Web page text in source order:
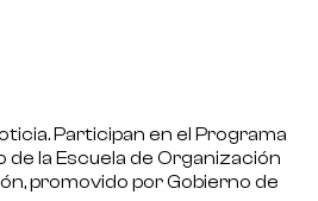
Participan en el Programa
de la Escuela de Organización
promovido por Gobierno de